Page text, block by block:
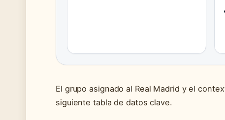
El grupo asignado al Real Madrid y el
siguiente tabla de datos clave.